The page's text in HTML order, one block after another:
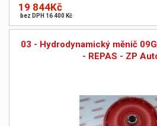
19 844Kč
bez DPH 16 400 Kč
03 - Hydrodynamický měnič
- REPAS - ZP